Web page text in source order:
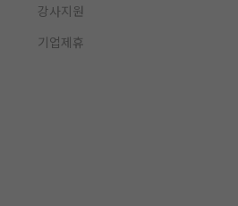
강사지원
기업제휴